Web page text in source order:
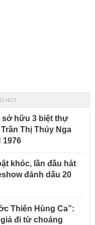
HOT
sở hữu 3 biệt thự
Thị Thúy Nga
1976
khóc, lần đầu hát
đánh dấu 20
Thiên Hùng Ca”:
đi từ choáng